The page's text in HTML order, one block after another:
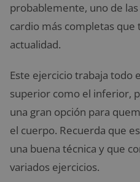
probablemente, uno de
cardio más completas que
actualidad.
Este ejercicio trabaja todo
superior como el inferior,
una gran opción para
el cuerpo. Recuerda que
una buena técnica y que
variados ejercicios.